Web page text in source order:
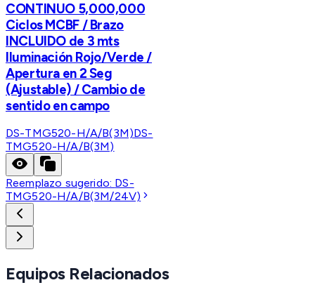
CONTINUO 5,000,000
Ciclos MCBF / Brazo
INCLUIDO de 3 mts
Iluminación Rojo/Verde /
Apertura en 2 Seg
(Ajustable) / Cambio de
sentido en campo
DS-TMG520-H/A/B(3M)DS-
TMG520-H/A/B(3M)
Reemplazo sugerido: DS-
TMG520-H/A/B(3M/24V)
Equipos Relacionados